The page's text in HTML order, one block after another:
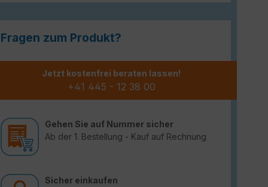
Fragen zum Produkt?
Jetzt kostenfrei beraten lassen!
+41 445 - 12 38 00
Gehen Sie auf Nummer sicher
Ab der 1. Bestellung - Kauf auf Rechnung
Sicher einkaufen